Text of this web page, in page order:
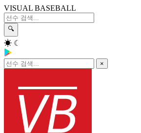
VISUAL BASEBALL
🔍
☀ ☾
×